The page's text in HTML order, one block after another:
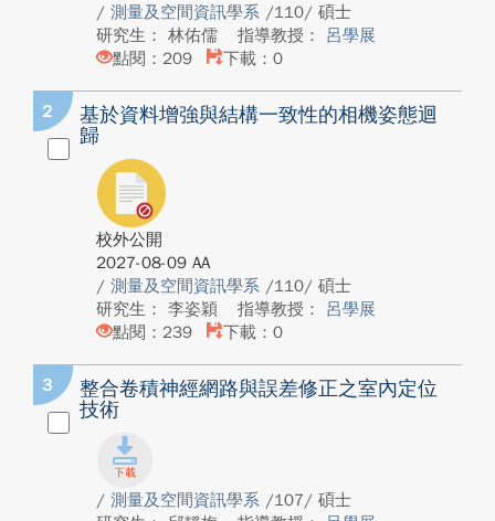
/ 測量及空間資訊學系 /110/ 碩士
研究生： 林佑儒
指導教授： 呂學展
點閱：209
下載：0
2
基於資料增強與結構一致性的相機姿態迴
歸
校外公開
2027-08-09 AA
/ 測量及空間資訊學系 /110/ 碩士
研究生： 李姿穎
指導教授： 呂學展
點閱：239
下載：0
3
整合卷積神經網路與誤差修正之室內定位
技術
/ 測量及空間資訊學系 /107/ 碩士